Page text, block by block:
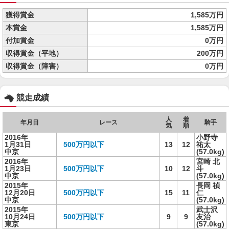
獲得賞金
1,585万円
本賞金
1,585万円
付加賞金
0万円
収得賞金（平地）
200万円
収得賞金（障害）
0万円
競走成績
年月日 レース
人
気
着
順
騎手
2016年
1月31日
中京
500万円以下 13 12
小野寺
祐太
(57.0kg)
2016年
1月23日
中京
500万円以下 10 12
宮崎 北
斗
(57.0kg)
2015年
12月20日
中京
500万円以下 15 11
長岡 禎
仁
(57.0kg)
2015年
10月24日
東京
500万円以下 9 9
武士沢
友治
(57.0kg)